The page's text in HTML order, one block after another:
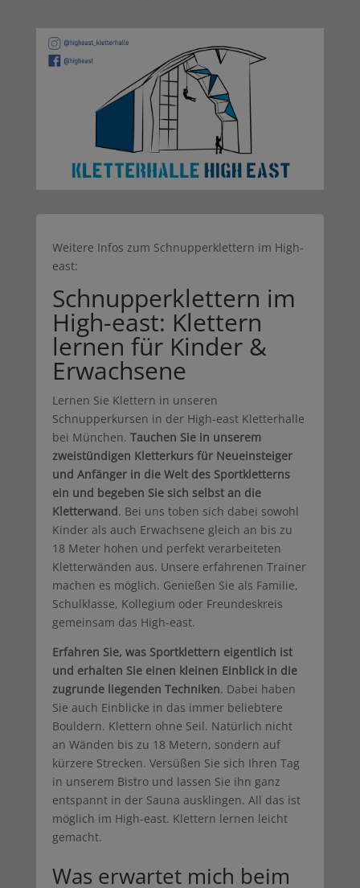
Weitere Infos zum Schnupperklettern im High-
east:
Schnupperklettern im
High-east: Klettern
lernen für Kinder &
Erwachsene
Lernen Sie Klettern in unseren
Schnupperkursen in der High-east Kletterhalle
bei München. Tauchen Sie in unserem
zweistündigen Kletterkurs für Neueinsteiger
und Anfänger in die Welt des Sportkletterns
ein und begeben Sie sich selbst an die
Kletterwand. Bei uns toben sich dabei sowohl
Kinder als auch Erwachsene gleich an bis zu
18 Meter hohen und perfekt verarbeiteten
Kletterwänden aus. Unsere erfahrenen Trainer
machen es möglich. Genießen Sie als Familie,
Schulklasse, Kollegium oder Freundeskreis
gemeinsam das High-east.
Erfahren Sie, was Sportklettern eigentlich ist
und erhalten Sie einen kleinen Einblick in die
zugrunde liegenden Techniken. Dabei haben
Sie auch Einblicke in das immer beliebtere
Bouldern. Klettern ohne Seil. Natürlich nicht
an Wänden bis zu 18 Metern, sondern auf
kürzere Strecken. Versüßen Sie sich Ihren Tag
in unserem Bistro und lassen Sie ihn ganz
entspannt in der Sauna ausklingen. All das ist
möglich im High-east. Klettern lernen leicht
gemacht.
Was erwartet mich beim